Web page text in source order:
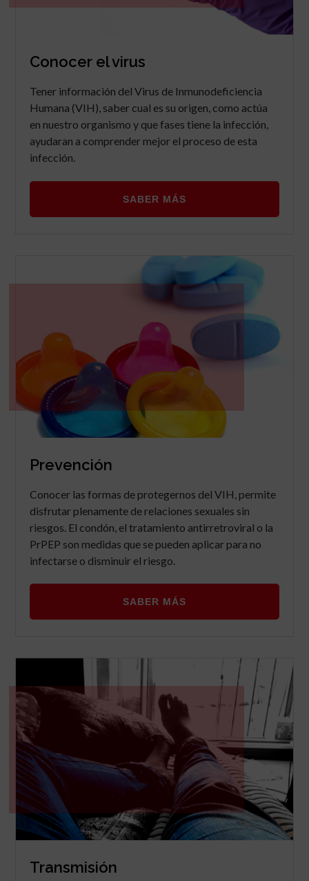
Conocer el virus
Tener información del Virus de Inmunodeficiencia
Humana (VIH), saber cual es su origen, como actúa
en nuestro organismo y que fases tiene la infección,
ayudaran a comprender mejor el proceso de esta
infección.
SABER MÁS
Prevención
Conocer las formas de protegernos del VIH, permite
disfrutar plenamente de relaciones sexuales sin
riesgos. El condón, el tratamiento antirretroviral o la
PrPEP son medidas que se pueden aplicar para no
infectarse o disminuir el riesgo.
SABER MÁS
Transmisión